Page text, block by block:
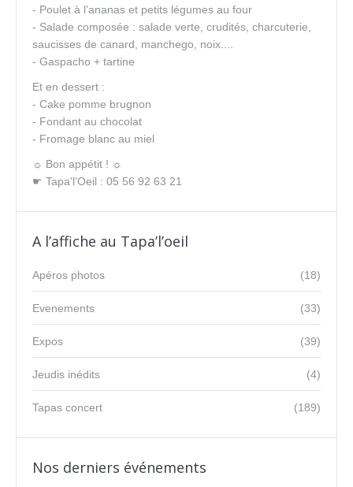
- Poulet à l’ananas et petits légumes au four
- Salade composée : salade verte, crudités, charcuterie,
saucisses de canard, manchego, noix....
- Gaspacho + tartine
Et en dessert :
- Cake pomme brugnon
- Fondant au chocolat
- Fromage blanc au miel
☼ Bon appétit ! ☼
☛ Tapa'l'Oeil : 05 56 92 63 21
A l’affiche au Tapa’l’oeil
(18)
Apéros photos
(33)
Evenements
(39)
Expos
(4)
Jeudis inédits
(189)
Tapas concert
Nos derniers événements